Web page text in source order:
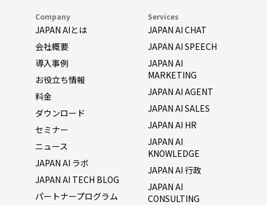
Company
JAPAN AIとは
会社概要
導入事例
お役立ち情報
料金
ダウンロード
セミナー
ニュース
JAPAN AI ラボ
JAPAN AI TECH BLOG
パートナープログラム
Services
JAPAN AI CHAT
JAPAN AI SPEECH
JAPAN AI
MARKETING
JAPAN AI AGENT
JAPAN AI SALES
JAPAN AI HR
JAPAN AI
KNOWLEDGE
JAPAN AI 行政
JAPAN AI
CONSULTING